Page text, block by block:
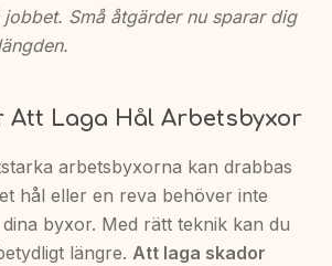
Små åtgärder nu sparar dig
Att Laga Hål Arbetsbyxor
arbetsbyxorna kan drabbas
hål eller en reva behöver inte
byxor. Med rätt teknik kan du
längre. Att laga skador